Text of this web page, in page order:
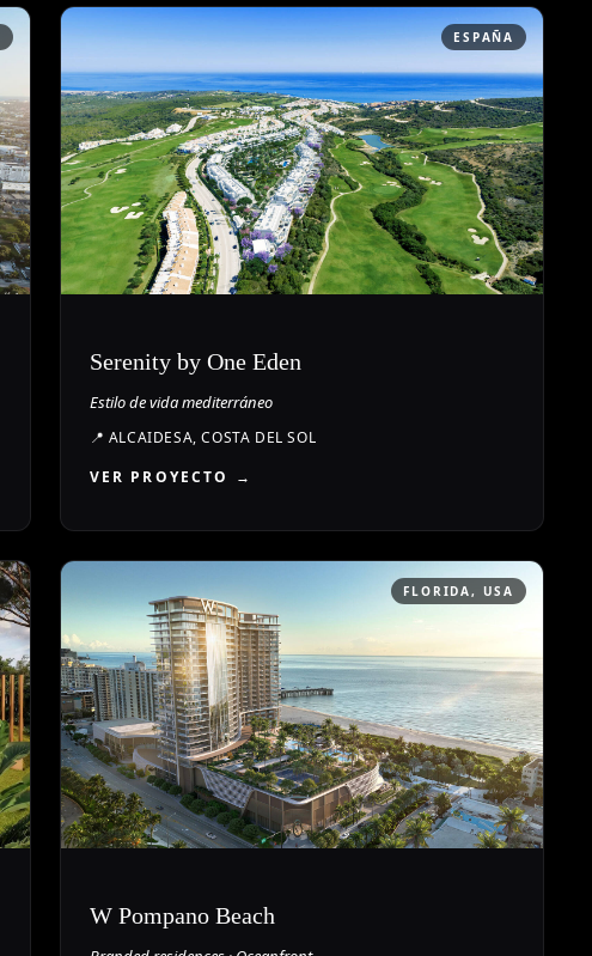
ESPAÑA
Serenity by One Eden
Estilo de vida mediterráneo
📍 ALCAIDESA, COSTA DEL SOL
VER PROYECTO →
FLORIDA, USA
W Pompano Beach